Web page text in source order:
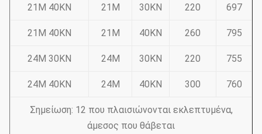
21M 40KN 21M 30KN 220 697
21M 40KN 21M 40KN 260 795
24M 30KN 24M 30KN 220 755
24M 40KN 24M 40KN 300 760
Σημείωση: 12 που πλαισιώνονται εκλεπτυμένα,
άμεσος που θάβεται